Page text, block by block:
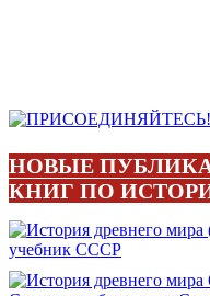
НОВЫЕ
КНИГ ПО